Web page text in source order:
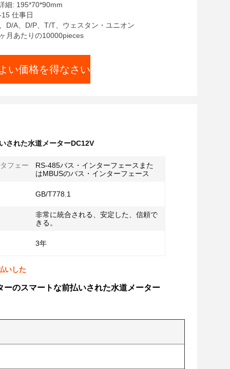
細: 195*70*90mm
仕事日
D/A、D/P、T/T、ウェスタン・ユニオン
月あたりの10000pieces
い価格を得なさい
された水道メーターDC12V
フェー
RS-485バス・インターフェースまた
はMBUSのバス・インターフェース
GB/T778.1
非常に統合される、安定した、信頼で
きる。
3年
いした
のスマートな前払いされた水道メーター